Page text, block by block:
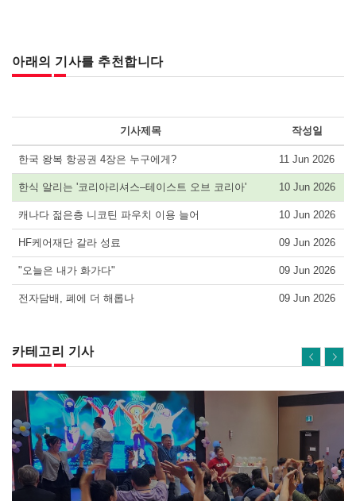
아래의 기사를 추천합니다
기사제목 작성일
한국 왕복 항공권 4장은 누구에게? 11 Jun 2026
한식 알리는 '코리아리셔스–테이스트 오브 코리아' 10 Jun 2026
캐나다 젊은층 니코틴 파우치 이용 늘어 10 Jun 2026
HF케어재단 갈라 성료 09 Jun 2026
"오늘은 내가 화가다" 09 Jun 2026
전자담배, 폐에 더 해롭나 09 Jun 2026
카테고리 기사